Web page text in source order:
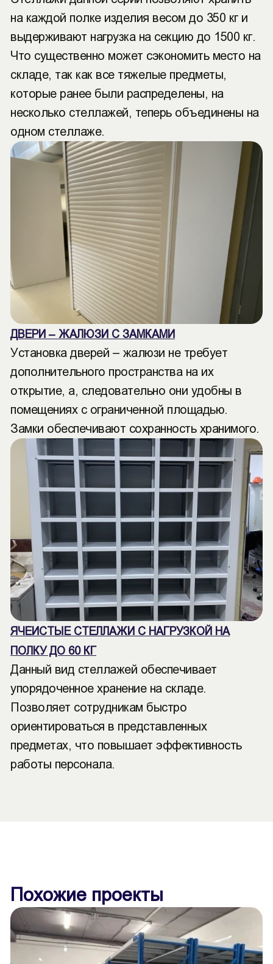
на каждой полке изделия весом до 350 кг и
выдерживают нагрузка на секцию до 1500 кг.
Что существенно может сэкономить место на
складе, так как все тяжелые предметы,
которые ранее были распределены, на
несколько стеллажей, теперь объединены на
одном стеллаже.
ДВЕРИ – ЖАЛЮЗИ С ЗАМКАМИ
Установка дверей – жалюзи не требует
дополнительного пространства на их
открытие, а, следовательно они удобны в
помещениях с ограниченной площадью.
Замки обеспечивают сохранность хранимого.
ЯЧЕИСТЫЕ СТЕЛЛАЖИ С НАГРУЗКОЙ НА
ПОЛКУ ДО 60 КГ
Данный вид стеллажей обеспечивает
упорядоченное хранение на складе.
Позволяет сотрудникам быстро
ориентироваться в представленных
предметах, что повышает эффективность
работы персонала.
Похожие проекты